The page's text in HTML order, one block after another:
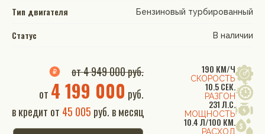
Тип двигателя Бензиновый турбированный
Статус В наличии
190 КМ/Ч
СКОРОСТЬ
10.5 СЕК.
РАЗГОН
231 Л.С.
МОЩНОСТЬ
10.4 Л/100 КМ.
РАСХОД
от 4 949 000 руб.
от 4 199 000 руб.
в кредит от 45 005 руб. в месяц